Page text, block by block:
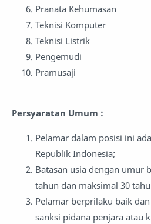
Pranata Kehumasan
Teknisi Komputer
Teknisi Listrik
Pengemudi
Pramusaji
Persyaratan Umum :
Pelamar dalam posisi ini
Republik Indonesia;
Batasan usia dengan umur
tahun dan maksimal 30
Pelamar berprilaku baik
sanksi pidana penjara atau